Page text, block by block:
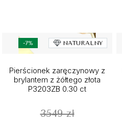
-7% NATURALNY
Pierścionek zaręczynowy z
brylantem z żółtego złota
P3203ZB 0.30 ct
3549 zł